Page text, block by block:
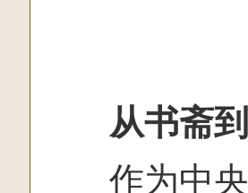
从书斋
作为中央